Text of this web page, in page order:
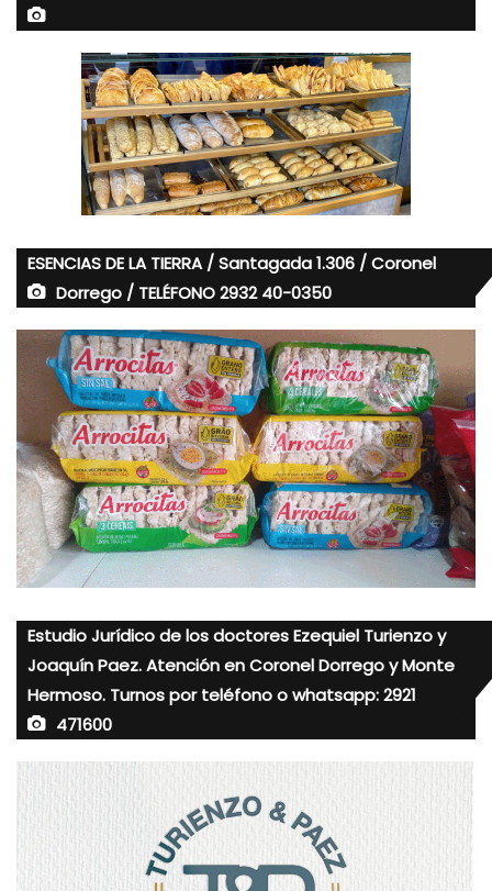
ESENCIAS DE LA TIERRA / Santagada 1.306 / Coronel
Dorrego / TELÉFONO 2932 40-0350
Estudio Jurídico de los doctores Ezequiel Turienzo y
Joaquín Paez. Atención en Coronel Dorrego y Monte
Hermoso. Turnos por teléfono o whatsapp: 2921
471600